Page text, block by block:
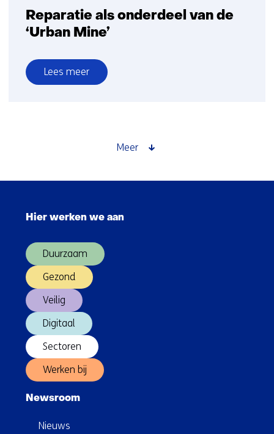
Reparatie als onderdeel van de
‘Urban Mine’
Lees meer
over
Meer
Hier werken we aan
Duurzaam
Gezond
Veilig
Digitaal
Sectoren
Werken bij
Newsroom
Nieuws